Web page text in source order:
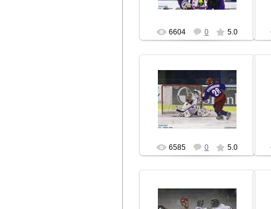
6604 0 5.0
15.08.2010
hcbrest
6585 0 5.0
15.08.2010